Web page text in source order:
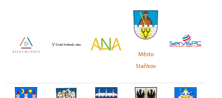
Město
Staňkov